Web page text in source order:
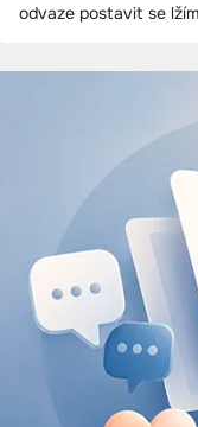
odvaze postavit se